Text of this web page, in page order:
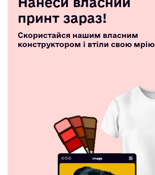
принт зараз!
Скористайся нашим власним
конструктором і втіли свою мрію